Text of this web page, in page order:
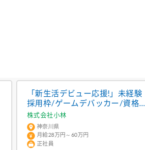
「新生活デビュー応援!」未経験
採用枠/ゲームデバッカー/資格取
得支援あり
株式会社小林
神奈川県
月給28万円～60万円
正社員